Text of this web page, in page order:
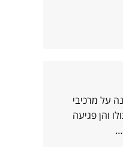
על מרכיבי
והן פגיעה